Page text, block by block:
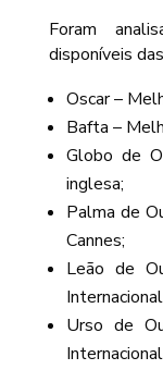
Foram
disponíveis
Oscar –
Bafta –
Globo de
inglesa;
Palma de
Cannes;
Leão de
Urso de